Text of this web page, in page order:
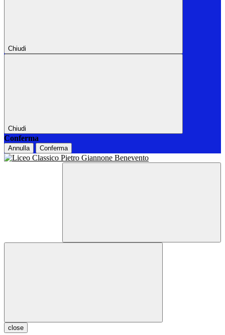
Chiudi
Chiudi
Conferma
Annulla Conferma
close